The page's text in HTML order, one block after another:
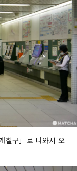
찰구」로 나와서 오